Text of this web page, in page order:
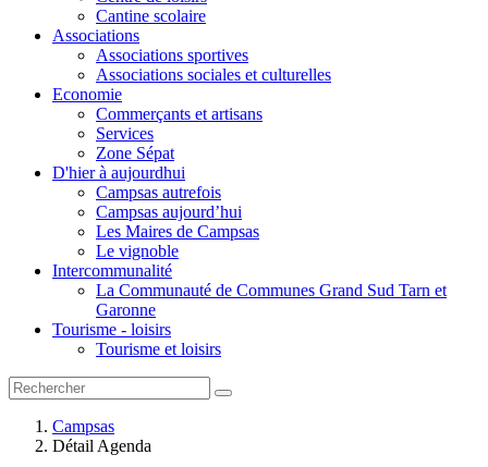
Cantine scolaire
Associations
Associations sportives
Associations sociales et culturelles
Economie
Commerçants et artisans
Services
Zone Sépat
D'hier à aujourdhui
Campsas autrefois
Campsas aujourd’hui
Les Maires de Campsas
Le vignoble
Intercommunalité
La Communauté de Communes Grand Sud Tarn et
Garonne
Tourisme - loisirs
Tourisme et loisirs
Campsas
Détail Agenda